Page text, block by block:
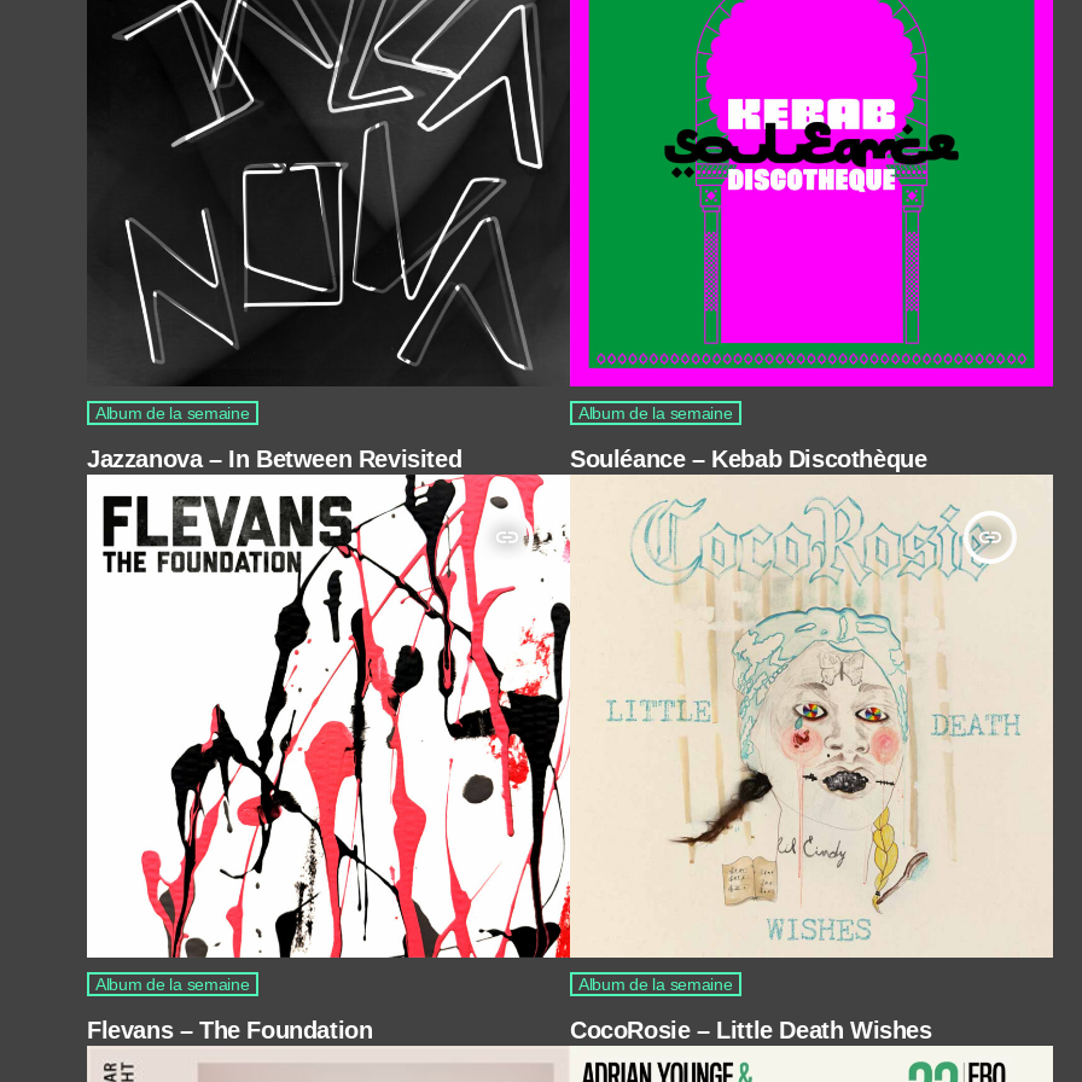
Album de la semaine
Jazzanova – In Between Revisited
Album de la semaine
Souléance – Kebab Discothèque
insert_link
Album de la semaine
Flevans – The Foundation
insert_link
Album de la semaine
CocoRosie – Little Death Wishes